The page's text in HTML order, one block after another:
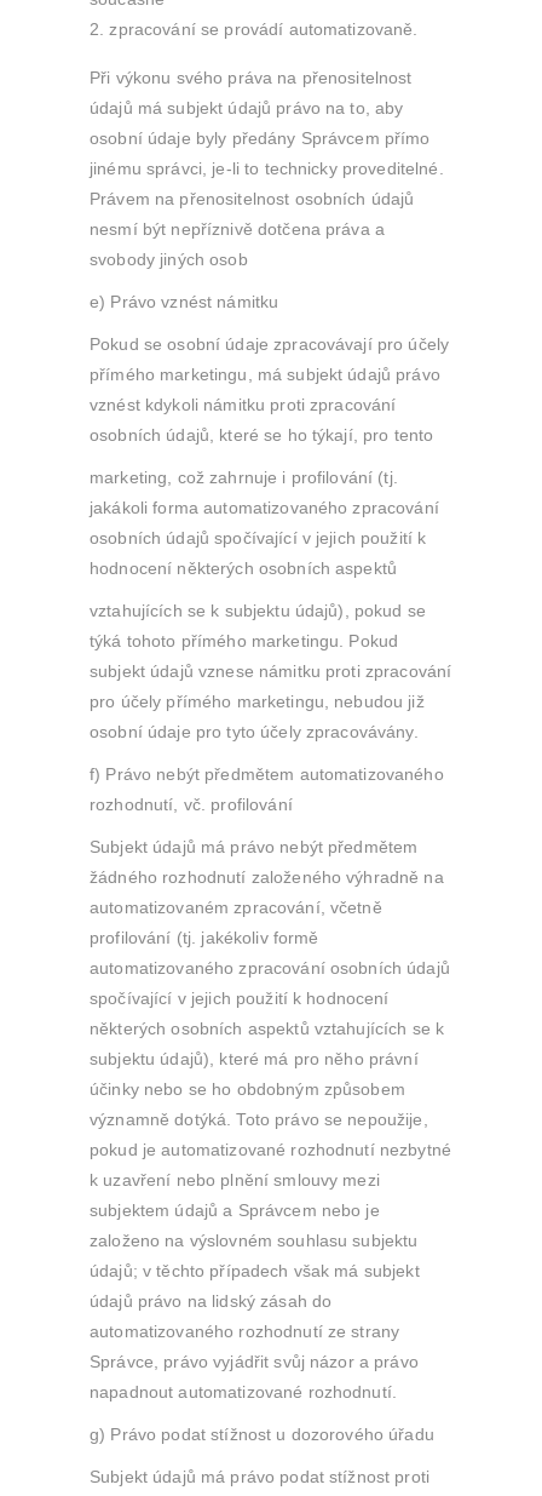
zpracování se provádí automatizovaně.
Při výkonu svého práva na přenositelnost
údajů má subjekt údajů právo na to, aby
osobní údaje byly předány Správcem přímo
jinému správci, je-li to technicky proveditelné.
Právem na přenositelnost osobních údajů
nesmí být nepříznivě dotčena práva a
svobody jiných osob
e) Právo vznést námitku
Pokud se osobní údaje zpracovávají pro účely
přímého marketingu, má subjekt údajů právo
vznést kdykoli námitku proti zpracování
osobních údajů, které se ho týkají, pro tento
marketing, což zahrnuje i profilování (tj.
jakákoli forma automatizovaného zpracování
osobních údajů spočívající v jejich použití k
hodnocení některých osobních aspektů
vztahujících se k subjektu údajů), pokud se
týká tohoto přímého marketingu. Pokud
subjekt údajů vznese námitku proti zpracování
pro účely přímého marketingu, nebudou již
osobní údaje pro tyto účely zpracovávány.
f) Právo nebýt předmětem automatizovaného
rozhodnutí, vč. profilování
Subjekt údajů má právo nebýt předmětem
žádného rozhodnutí založeného výhradně na
automatizovaném zpracování, včetně
profilování (tj. jakékoliv formě
automatizovaného zpracování osobních údajů
spočívající v jejich použití k hodnocení
některých osobních aspektů vztahujících se k
subjektu údajů), které má pro něho právní
účinky nebo se ho obdobným způsobem
významně dotýká. Toto právo se nepoužije,
pokud je automatizované rozhodnutí nezbytné
k uzavření nebo plnění smlouvy mezi
subjektem údajů a Správcem nebo je
založeno na výslovném souhlasu subjektu
údajů; v těchto případech však má subjekt
údajů právo na lidský zásah do
automatizovaného rozhodnutí ze strany
Správce, právo vyjádřit svůj názor a právo
napadnout automatizované rozhodnutí.
g) Právo podat stížnost u dozorového úřadu
Subjekt údajů má právo podat stížnost proti